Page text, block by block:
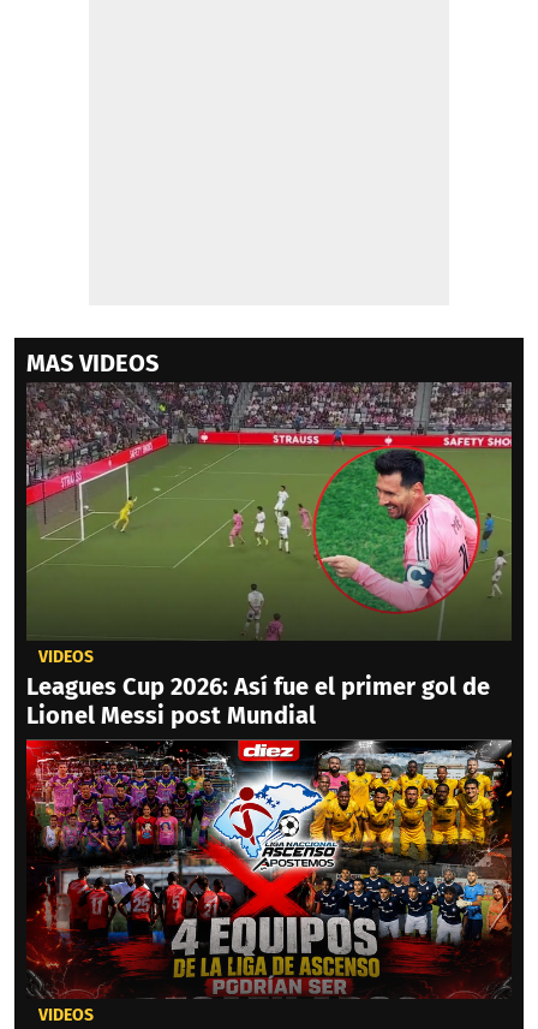
MAS VIDEOS
VIDEOS
Leagues Cup 2026: Así fue el primer gol de
Lionel Messi post Mundial
VIDEOS